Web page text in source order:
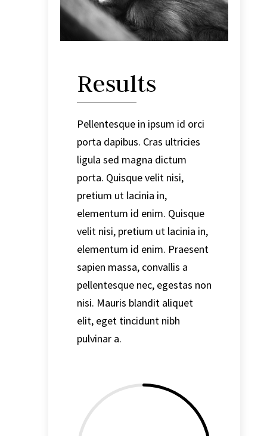
Results
Pellentesque in ipsum id orci
porta dapibus. Cras ultricies
ligula sed magna dictum
porta. Quisque velit nisi,
pretium ut lacinia in,
elementum id enim. Quisque
velit nisi, pretium ut lacinia in,
elementum id enim. Praesent
sapien massa, convallis a
pellentesque nec, egestas non
nisi. Mauris blandit aliquet
elit, eget tincidunt nibh
pulvinar a.